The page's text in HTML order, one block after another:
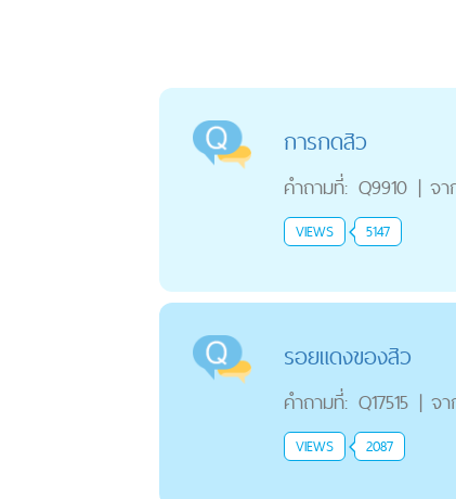
การกดสิว
คำถามที่: Q9910 | จ
VIEWS 5147
รอยแดงของสิว
คำถามที่: Q17515 | จ
VIEWS 2087